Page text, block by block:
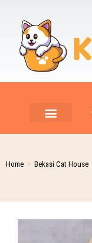
Home > Bekasi Cat House